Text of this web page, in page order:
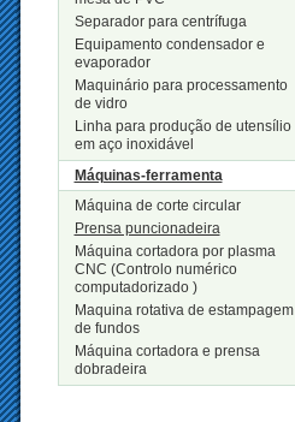
Separador para centrífuga
Equipamento condensador e
evaporador
Maquinário para processamento
de vidro
Linha para produção de utensílio
em aço inoxidável
Máquinas-ferramenta
Máquina de corte circular
Prensa puncionadeira
Máquina cortadora por plasma
CNC (Controlo numérico
computadorizado )
Maquina rotativa de estampagem
de fundos
Máquina cortadora e prensa
dobradeira